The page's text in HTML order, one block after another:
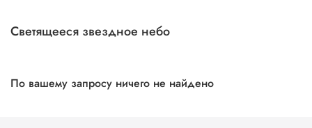
Светящееся звездное небо
По вашему запросу ничего не найдено